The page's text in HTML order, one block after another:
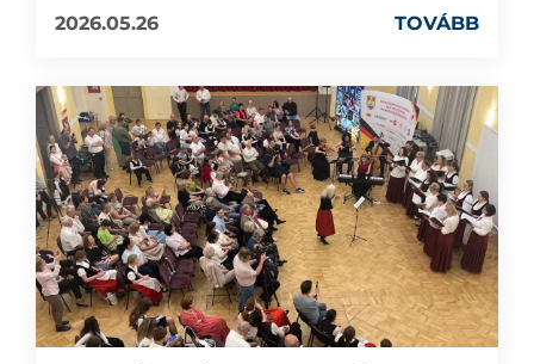
2026.05.26
TOVÁBB